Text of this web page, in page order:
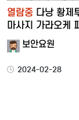
열람중 다낭 황제
마사지 가라오케
이용해 보…
보안요원
2024-02-28